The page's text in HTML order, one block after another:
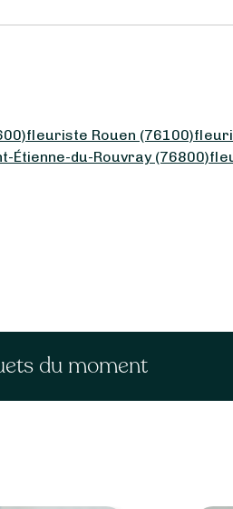
fleuriste Rouen (76100)
Étienne-du-Rouvray (76800)
du moment